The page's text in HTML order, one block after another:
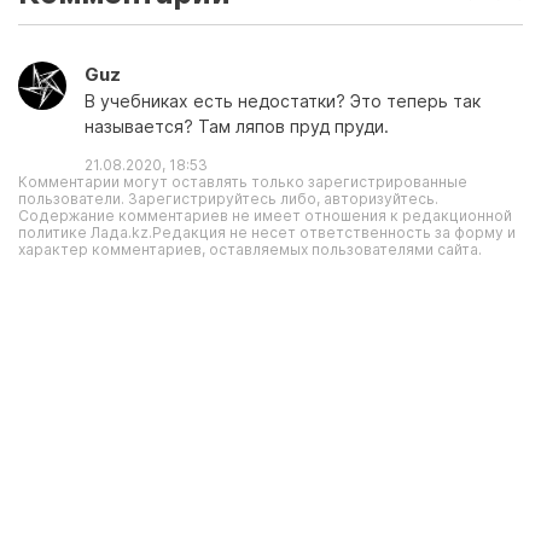
Guz
В учебниках есть недостатки? Это теперь так
называется? Там ляпов пруд пруди.
21.08.2020, 18:53
Комментарии могут оставлять только зарегистрированные
пользователи. Зарегистрируйтесь либо, авторизуйтесь.
Содержание комментариев не имеет отношения к редакционной
политике Лада.kz.Редакция не несет ответственность за форму и
характер комментариев, оставляемых пользователями сайта.